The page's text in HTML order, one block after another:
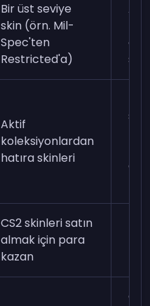
Bir üst seviye
skin (örn. Mil-
Spec'ten
Restricted'a)
on
Aktif
koleksiyonlardan
hatıra skinleri
CS2 skinleri satın
almak için para
kazan